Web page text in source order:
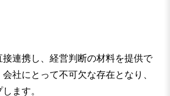
連携し、経営判断の材料を提供で
社にとって不可欠な存在となり、
ます。